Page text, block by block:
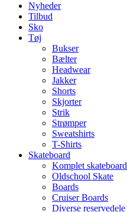
Nyheder
Tilbud
Sko
Tøj
Bukser
Bælter
Headwear
Jakker
Shorts
Skjorter
Strik
Strømper
Sweatshirts
T-Shirts
Skateboard
Komplet skateboard
Oldschool Skate
Boards
Cruiser Boards
Diverse reservedele